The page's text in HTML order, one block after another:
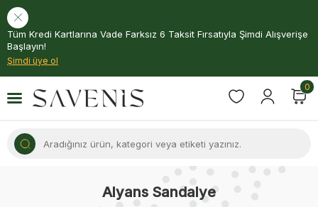
Tüm Kredi Kartlarına Vade Farksız 6 Taksit Fırsatıyla Şimdi Alışverişe
Başlayın!
Şimdi üye ol
0
Alyans Sandalye